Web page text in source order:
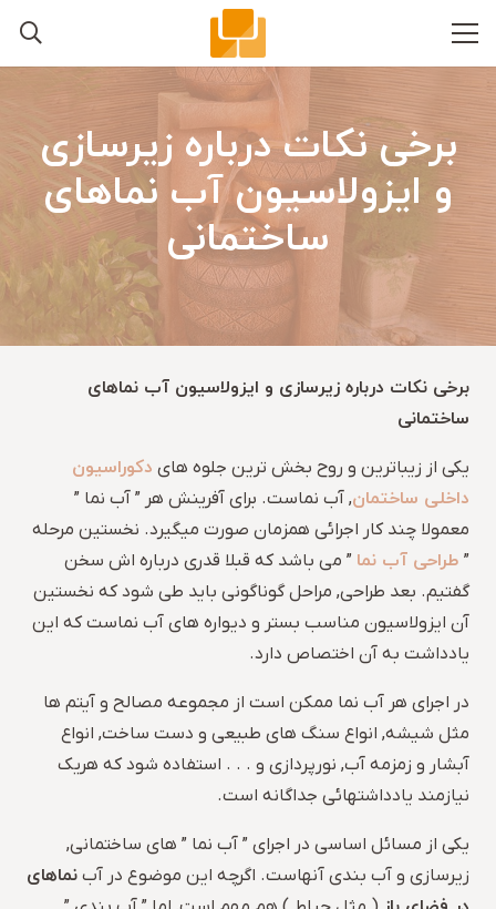
برخی نکات درباره زیرسازی
و ایزولاسیون آب نماهای
ساختمانی
برخی نکات درباره زیرسازی و ایزولاسیون آب نماهای
ساختمانی
یکی از زیباترین و روح بخش ترین جلوه های دکوراسیون
داخلی ساختمان, آب نماست. برای آفرینش هر ” آب نما ”
معمولا چند کار اجرائی همزمان صورت میگیرد. نخستین مرحله
” طراحی آب نما ” می باشد که قبلا قدری درباره اش سخن
گفتیم. بعد طراحی, مراحل گوناگونی باید طی شود که نخستین
آن ایزولاسیون مناسب بستر و دیواره های آب نماست که این
یادداشت به آن اختصاص دارد.
در اجرای هر آب نما ممکن است از مجموعه مصالح و آیتم ها
مثل شیشه, انواع سنگ های طبیعی و دست ساخت, انواع
آبشار و زمزمه آب, نورپردازی و . . . استفاده شود که هریک
نیازمند یادداشتهائی جداگانه است.
یکی از مسائل اساسی در اجرای ” آب نما ” های ساختمانی,
زیرسازی و آب بندی آنهاست. اگرچه این موضوع در آب نماهای